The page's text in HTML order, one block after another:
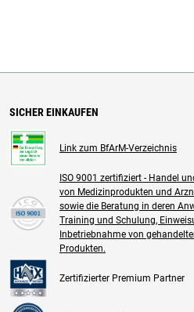
SICHER EINKAUFEN
Link zum BfArM-Verzeichnis
ISO 9001 zertifiziert - Handel
von Medizinprodukten und
sowie die Beratung in deren
Training und Schulung,
Inbetriebnahme von
Produkten.
Zertifizierter Premium Partner